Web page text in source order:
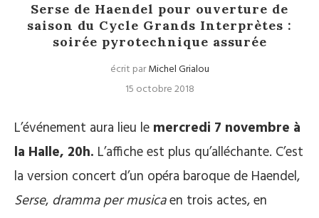
Serse de Haendel pour ouverture de
saison du Cycle Grands Interprètes :
soirée pyrotechnique assurée
écrit parMichel Grialou
15 octobre 2018
L’événement aura lieu le mercredi 7 novembre à
la Halle, 20h. L’affiche est plus qu’alléchante. C’est
la version concert d’un opéra baroque de Haendel,
Serse, dramma per musicaen trois actes, en